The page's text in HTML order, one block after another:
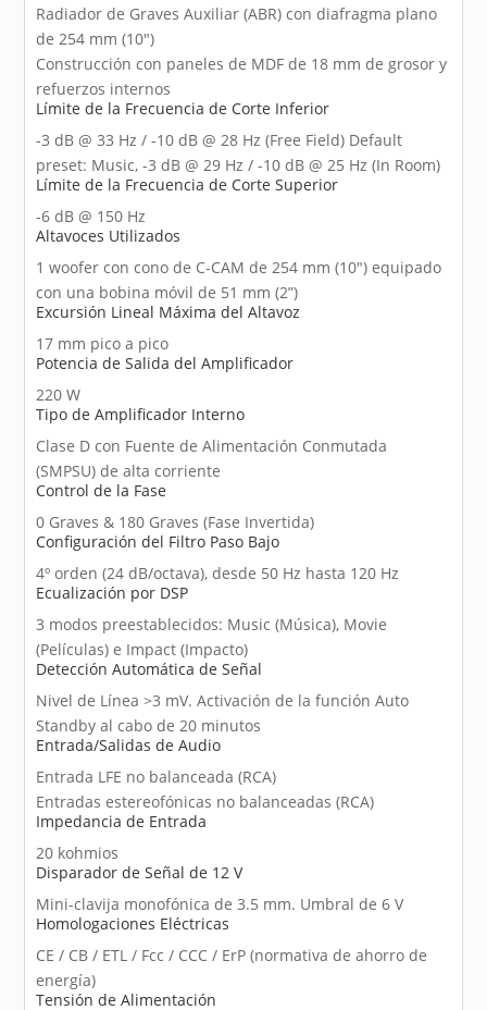
Radiador de Graves Auxiliar (ABR) con diafragma plano
de 254 mm (10")
Construcción con paneles de MDF de 18 mm de grosor y
refuerzos internos
Límite de la Frecuencia de Corte Inferior
-3 dB @ 33 Hz / -10 dB @ 28 Hz (Free Field) Default
preset: Music, -3 dB @ 29 Hz / -10 dB @ 25 Hz (In Room)
Límite de la Frecuencia de Corte Superior
-6 dB @ 150 Hz
Altavoces Utilizados
1 woofer con cono de C-CAM de 254 mm (10") equipado
con una bobina móvil de 51 mm (2”)
Excursión Lineal Máxima del Altavoz
17 mm pico a pico
Potencia de Salida del Amplificador
220 W
Tipo de Amplificador Interno
Clase D con Fuente de Alimentación Conmutada
(SMPSU) de alta corriente
Control de la Fase
0 Graves & 180 Graves (Fase Invertida)
Configuración del Filtro Paso Bajo
4º orden (24 dB/octava), desde 50 Hz hasta 120 Hz
Ecualización por DSP
3 modos preestablecidos: Music (Música), Movie
(Películas) e Impact (Impacto)
Detección Automática de Señal
Nivel de Línea >3 mV. Activación de la función Auto
Standby al cabo de 20 minutos
Entrada/Salidas de Audio
Entrada LFE no balanceada (RCA)
Entradas estereofónicas no balanceadas (RCA)
Impedancia de Entrada
20 kohmios
Disparador de Señal de 12 V
Mini-clavija monofónica de 3.5 mm. Umbral de 6 V
Homologaciones Eléctricas
CE / CB / ETL / Fcc / CCC / ErP (normativa de ahorro de
energía)
Tensión de Alimentación